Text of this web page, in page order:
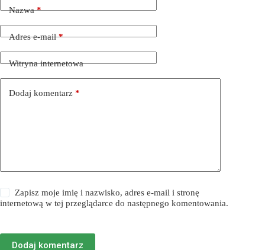
Nazwa*
Adres e-mail*
Witryna internetowa
Dodaj komentarz *
Zapisz moje imię i nazwisko, adres e-mail i stronę
internetową w tej przeglądarce do następnego komentowania.
Dodaj komentarz